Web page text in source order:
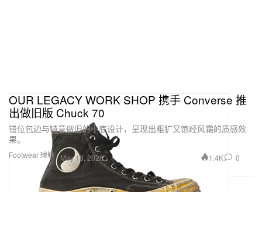
Footwear 球鞋
OUR LEGACY WORK SHOP 携手 Converse 推
出做旧版 Chuck 70
错位包边与特意做旧的中底设计，呈现出粗犷又饱经风霜的质感效
果。
May 18, 2026 1.4K 0